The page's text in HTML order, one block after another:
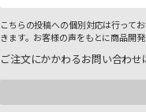
こちらの投稿への個別対応は行って
きます。お客様の声をもとに商品開
ご注文にかかわるお問い合わせ